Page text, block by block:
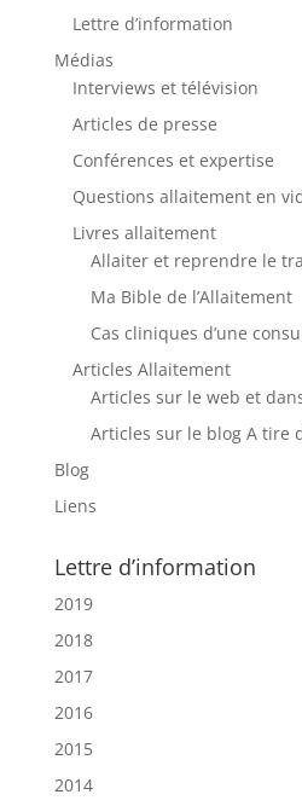
Lettre d’information
Médias
Interviews et télévision
Articles de presse
Conférences et expertise
Questions allaitement en
Livres allaitement
Allaiter et reprendre le
Ma Bible de l’Allaitement
Cas cliniques d’une
Articles Allaitement
Articles sur le web et
Articles sur le blog A tire
Blog
Liens
Lettre d’information
2019
2018
2017
2016
2015
2014